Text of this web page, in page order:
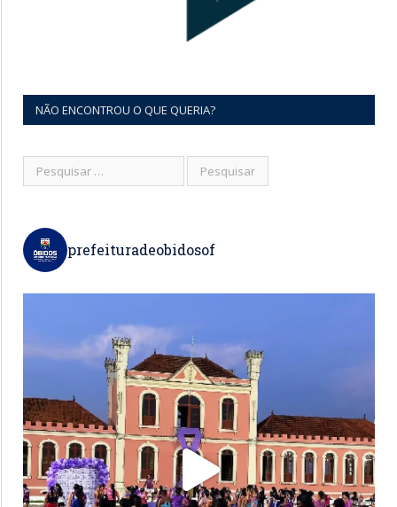
NÃO ENCONTROU O QUE QUERIA?
prefeituradeobidosof